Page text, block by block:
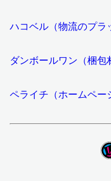
ハコベル（物流のプラ
ダンボールワン（梱包
ペライチ（ホームペー